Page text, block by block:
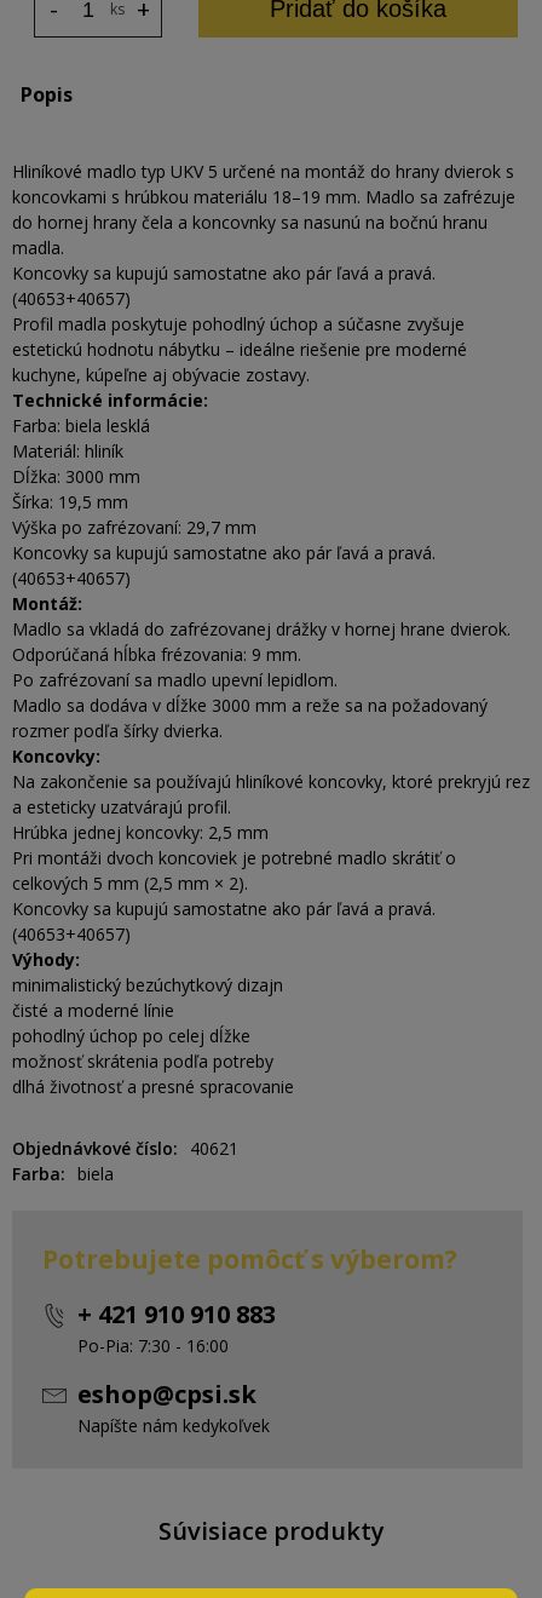
ks +
- Pridať do košíka
Popis
Hliníkové madlo typ UKV 5 určené na montáž do hrany dvierok s
koncovkami s hrúbkou materiálu 18–19 mm. Madlo sa zafrézuje
do hornej hrany čela a koncovnky sa nasunú na bočnú hranu
madla.
Koncovky sa kupujú samostatne ako pár ľavá a pravá.
(40653+40657)
Profil madla poskytuje pohodlný úchop a súčasne zvyšuje
estetickú hodnotu nábytku – ideálne riešenie pre moderné
kuchyne, kúpeľne aj obývacie zostavy.
Technické informácie:
Farba: biela lesklá
Materiál: hliník
Dĺžka: 3000 mm
Šírka: 19,5 mm
Výška po zafrézovaní: 29,7 mm
Koncovky sa kupujú samostatne ako pár ľavá a pravá.
(40653+40657)
Montáž:
Madlo sa vkladá do zafrézovanej drážky v hornej hrane dvierok.
Odporúčaná hĺbka frézovania: 9 mm.
Po zafrézovaní sa madlo upevní lepidlom.
Madlo sa dodáva v dĺžke 3000 mm a reže sa na požadovaný
rozmer podľa šírky dvierka.
Koncovky:
Na zakončenie sa používajú hliníkové koncovky, ktoré prekryjú rez
a esteticky uzatvárajú profil.
Hrúbka jednej koncovky: 2,5 mm
Pri montáži dvoch koncoviek je potrebné madlo skrátiť o
celkových 5 mm (2,5 mm × 2).
Koncovky sa kupujú samostatne ako pár ľavá a pravá.
(40653+40657)
Výhody:
minimalistický bezúchytkový dizajn
čisté a moderné línie
pohodlný úchop po celej dĺžke
možnosť skrátenia podľa potreby
dlhá životnosť a presné spracovanie
Objednávkové číslo
40621
Farba
biela
Potrebujete pomôcť s výberom?
+ 421 910 910 883
Po-Pia: 7:30 - 16:00
eshop@cpsi.sk
Napíšte nám kedykoľvek
Súvisiace produkty